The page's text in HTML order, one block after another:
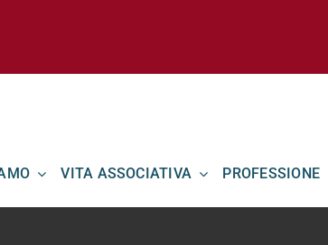
VITA ASSOCIATIVA PROFESSIONE